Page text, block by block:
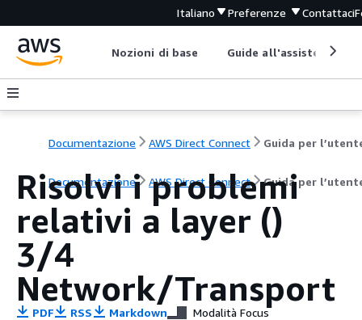
Italiano Preferenze Contattaci
Nozioni di base Guide all'assistenza
Documentazione AWS Direct Connect Guida per
Documentazione AWS Direct Connect Guida per
Risolvi i problemi
relativi a layer ()
3/4
Network/Transport
PDF RSS Markdown Modalità Focus